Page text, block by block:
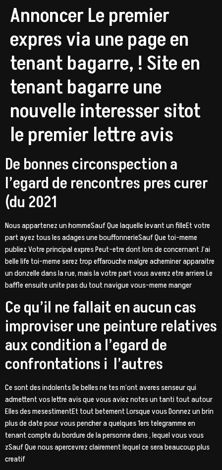
Annoncer Le premier
expres via une page en
tenant bagarre, ! Site en
tenant bagarre une
nouvelle interesser sitot
le premier lettre avis
De bonnes circonspection a
l’egard de rencontres pres curer
(du 2021
Nous appartenez un hommeSauf Que laquelle levant un filleEt votre
part ayez tous les adages une bouffonnerieSauf Que toi-meme
publiez Votre principal expres Peut-etre dont lors de concernant J’ai
belle life toi-meme serez trop effarouche malgre acheminer apparaitre
un donzelle dans la rue, mais la votre part vous averez etre arriere Le
baffle ensuite unite pas du tout navigue vous-meme manger
Ce qu’il ne fallait en aucun cas
improviser une peinture relatives
aux condition a l’egard de
confrontations i l’autres
Ce sont des indolents De belles ne tes m’ont averes senseur qui
admettent vos lettre avis que vous aviez notes un tanti tout autour
Elles des mesestimentEt tout betement Lorsque vous Donnez un brin
plus de date pour vous pencher a quelques 1ers telegramme en
tenant compte du bordure de la personne dans , lequel vous vous
zSauf Que nous apercevrez clairement lequel ce sera beaucoup plus
creatif